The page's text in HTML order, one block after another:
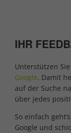
IHR
Unterstützen
Google. Damit
auf der Suche
über jedes
So einfach
Google und